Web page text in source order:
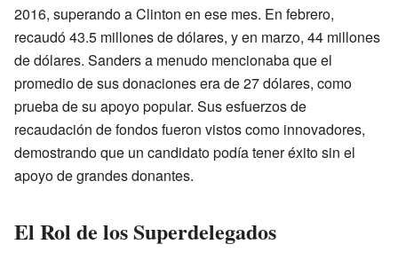
2016, superando a Clinton en ese mes. En febrero,
recaudó 43.5 millones de dólares, y en marzo, 44 millones
de dólares. Sanders a menudo mencionaba que el
promedio de sus donaciones era de 27 dólares, como
prueba de su apoyo popular. Sus esfuerzos de
recaudación de fondos fueron vistos como innovadores,
demostrando que un candidato podía tener éxito sin el
apoyo de grandes donantes.
El Rol de los Superdelegados